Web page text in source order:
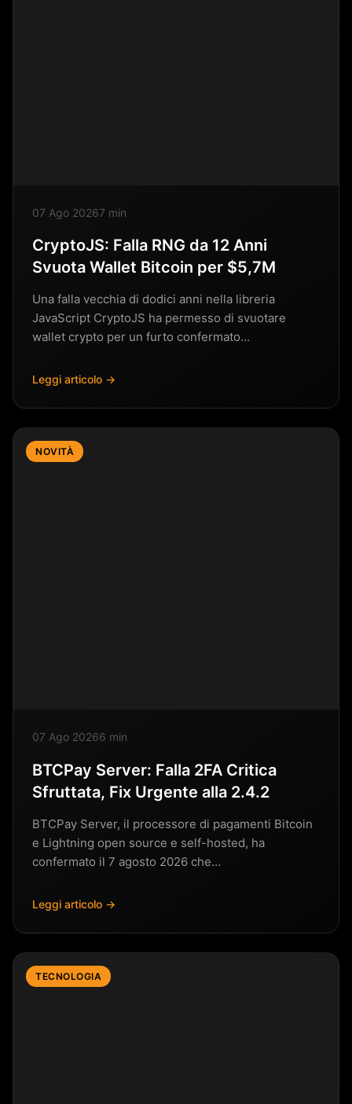
07 Ago 20267 min
CryptoJS: Falla RNG da 12 Anni
Svuota Wallet Bitcoin per $5,7M
Una falla vecchia di dodici anni nella libreria
JavaScript CryptoJS ha permesso di svuotare
wallet crypto per un furto confermato…
Leggi articolo →
NOVITÀ
07 Ago 20266 min
BTCPay Server: Falla 2FA Critica
Sfruttata, Fix Urgente alla 2.4.2
BTCPay Server, il processore di pagamenti Bitcoin
e Lightning open source e self-hosted, ha
confermato il 7 agosto 2026 che…
Leggi articolo →
TECNOLOGIA